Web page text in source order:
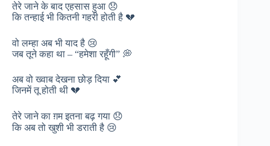
तेरे जाने के बाद एहसास हुआ 😞
कि तन्हाई भी कितनी गहरी होती है 💔
वो लम्हा अब भी याद है 😢
जब तूने कहा था – “हमेशा रहूँगी” 💭
अब वो ख्वाब देखना छोड़ दिया 💕
जिनमें तू होती थी 💔
तेरे जाने का ग़म इतना बढ़ गया 😞
कि अब तो खुशी भी डराती है 😢